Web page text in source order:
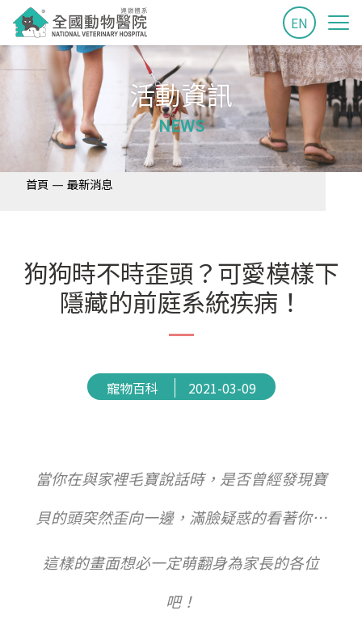
EN
活動資訊
NEWS
首頁 — 最新消息
狗狗時不時歪頭？可愛模樣下
隱藏的前庭系統疾病！
寵物百科 2021-03-09
當你在與家裡毛寶說話時， 是否曾經發現寶
貝的頭突然歪向一邊，滿臉疑惑的看著你…
這樣的畫面想必一定萌翻身為家長的各位
吧！